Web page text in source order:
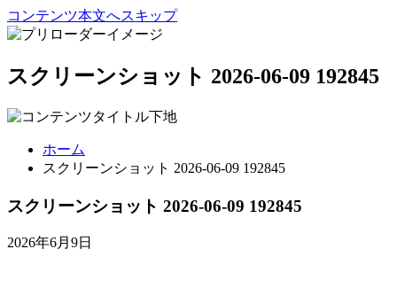
コンテンツ本文へスキップ
スクリーンショット 2026-06-09 192845
ホーム
スクリーンショット 2026-06-09 192845
スクリーンショット 2026-06-09 192845
2026年6月9日